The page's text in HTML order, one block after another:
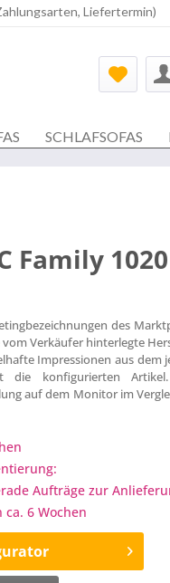
Liefertermin)
SCHLAFSOFAS
Family 1020
des
Verkäufer hinterlegte
Impressionen aus dem
die konfigurierten
auf dem Monitor im
Aufträge zur
6 Wochen